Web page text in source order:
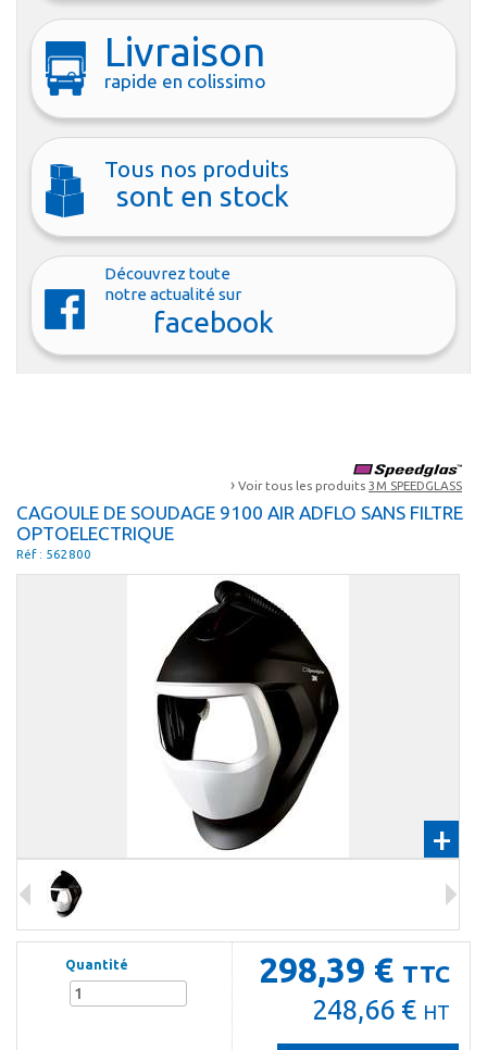
Livraison
rapide en colissimo
Tous nos produits
sont en stock
Découvrez toute
notre actualité sur
facebook
› Voir tous les produits 3M SPEEDGLASS
CAGOULE DE SOUDAGE 9100 AIR ADFLO SANS FILTRE
OPTOELECTRIQUE
Réf : 562800
+
298,39 € TTC
248,66 € HT
Quantité